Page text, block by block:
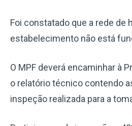
Foi constatado que a rede de
estabelecimento não está
O MPF deverá encaminhar à
o relatório técnico contendo
inspeção realizada para a